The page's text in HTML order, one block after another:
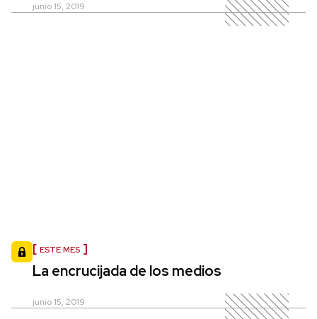
junio 15, 2019
ESTE MES
La encrucijada de los medios
junio 15, 2019